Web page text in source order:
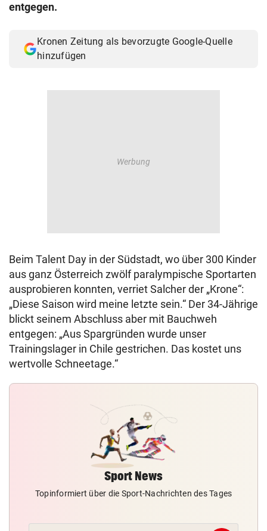
entgegen.
Kronen Zeitung als bevorzugte Google-Quelle
hinzufügen
Beim Talent Day in der Südstadt, wo über 300 Kinder
aus ganz Österreich zwölf paralympische Sportarten
ausprobieren konnten, verriet Salcher der „Krone“:
„Diese Saison wird meine letzte sein.“ Der 34-Jährige
blickt seinem Abschluss aber mit Bauchweh
entgegen: „Aus Spargründen wurde unser
Trainingslager in Chile gestrichen. Das kostet uns
wertvolle Schneetage.“
Sport News
Topinformiert über die Sport-Nachrichten des Tages